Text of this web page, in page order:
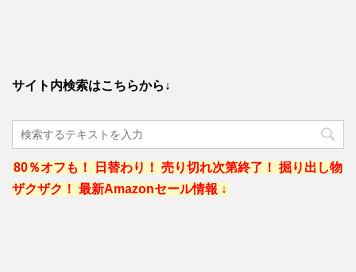
サイト内検索はこちらから↓
80％オフも！ 日替わり！ 売り切れ次第終了！ 掘り出し物
ザクザク！ 最新Amazonセール情報 ↓